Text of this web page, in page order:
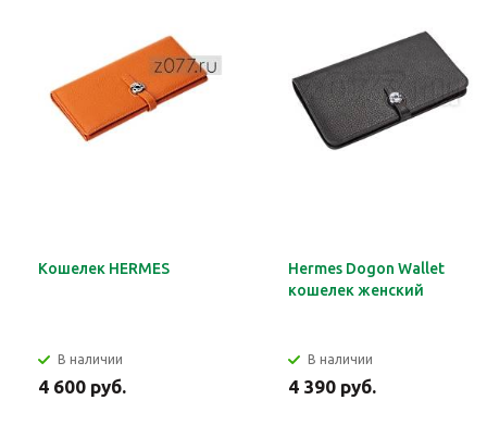
Кошелек HERMES
В наличии
4 600 руб.
Hermes Dogon Wallet
кошелек женский
В наличии
4 390 руб.